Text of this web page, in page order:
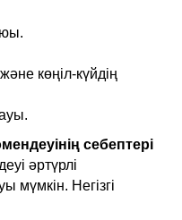
көңіл-күйдің
себептері
әртүрлі
мүмкін. Негізгі